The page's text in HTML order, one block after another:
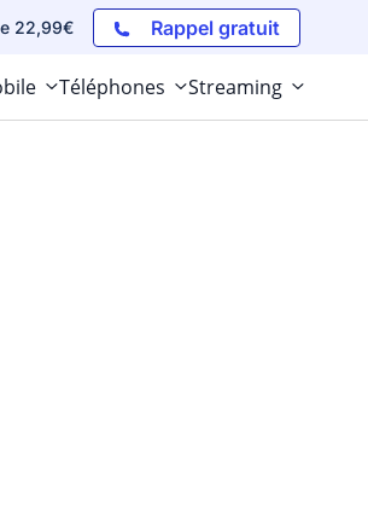
22,99€ Rappel gratuit
Téléphones Streaming